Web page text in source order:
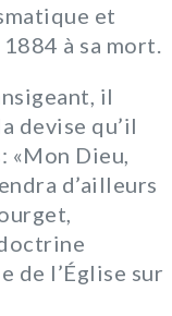
et
à sa mort.
il
devise qu’il
«Mon Dieu,
d’ailleurs
de l’Église sur